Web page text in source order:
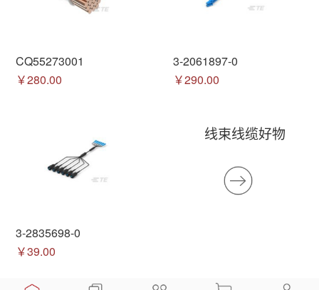
CQ55273001
￥280.00
3-2061897-0
￥290.00
3-2835698-0
￥39.00
线束线缆好物